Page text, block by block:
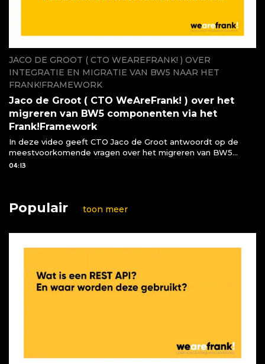
JACO DE GROOT ( CTO WEAREFRANK! ) OVER
INTEGRATIE EN MIGRATIE VAN BW5 NAAR HET
FRANK!FRAMEWORK
Jaco de Groot ( CTO WeAreFrank! ) over het
migreren van BW5 componenten via het
Frank!Framework
In deze video geeft CTO Jaco de Groot antwoordt op de
meestvoorkomende vragen over het migreren van BW5
componenten naar het Frank!Framework
04:13
Populair toon meer